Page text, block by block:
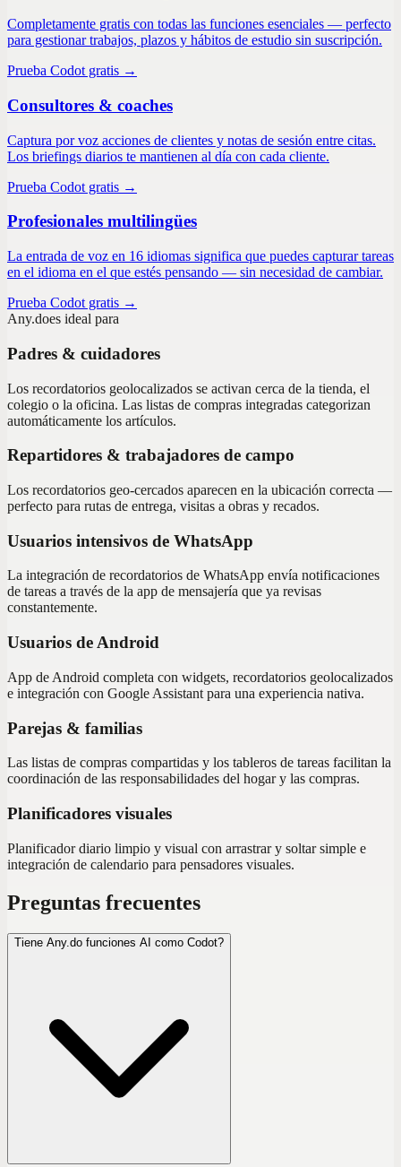
Completamente gratis con todas las funciones esenciales — perfecto
para gestionar trabajos, plazos y hábitos de estudio sin suscripción.
Prueba Codot gratis →
Consultores & coaches
Captura por voz acciones de clientes y notas de sesión entre citas.
Los briefings diarios te mantienen al día con cada cliente.
Prueba Codot gratis →
Profesionales multilingües
La entrada de voz en 16 idiomas significa que puedes capturar tareas
en el idioma en el que estés pensando — sin necesidad de cambiar.
Prueba Codot gratis →
Any.does ideal para
Padres & cuidadores
Los recordatorios geolocalizados se activan cerca de la tienda, el
colegio o la oficina. Las listas de compras integradas categorizan
automáticamente los artículos.
Repartidores & trabajadores de campo
Los recordatorios geo-cercados aparecen en la ubicación correcta —
perfecto para rutas de entrega, visitas a obras y recados.
Usuarios intensivos de WhatsApp
La integración de recordatorios de WhatsApp envía notificaciones
de tareas a través de la app de mensajería que ya revisas
constantemente.
Usuarios de Android
App de Android completa con widgets, recordatorios geolocalizados
e integración con Google Assistant para una experiencia nativa.
Parejas & familias
Las listas de compras compartidas y los tableros de tareas facilitan la
coordinación de las responsabilidades del hogar y las compras.
Planificadores visuales
Planificador diario limpio y visual con arrastrar y soltar simple e
integración de calendario para pensadores visuales.
Preguntas frecuentes
Tiene Any.do funciones AI como Codot?